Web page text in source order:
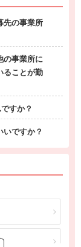
先の事業所
の事業所に
ることが勤
すか？
いですか？